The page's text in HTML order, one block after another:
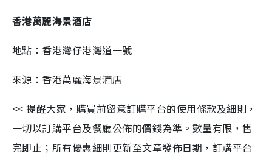
香港萬麗海景酒店
地點：香港灣仔港灣道一號
來源：香港萬麗海景酒店
<< 提醒大家，購買前留意訂購平台的使用條款及細則，
一切以訂購平台及餐廳公佈的價錢為準。數量有限，售
完即止；所有優惠細則更新至文章發佈日期，訂購平台